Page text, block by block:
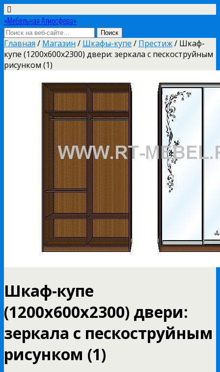
«Мебельная Атмосфера»
Главная / Магазин / Шкафы-купе / Престиж/ Шкаф-
купе (1200х600х2300) двери: зеркала с пескоструйным
рисунком (1)
Шкаф-купе
(1200х600х2300) двери:
зеркала с пескоструйным
рисунком (1)